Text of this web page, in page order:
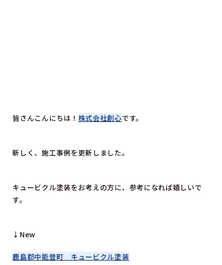
皆さんこんにちは！ 株式会社創心です。
新しく、施工事例を更新しました。
キュービクル塗装をお考えの方に、参考になれば嬉しいで
す。
↓New
鹿島郡中能登町 キュービクル塗装